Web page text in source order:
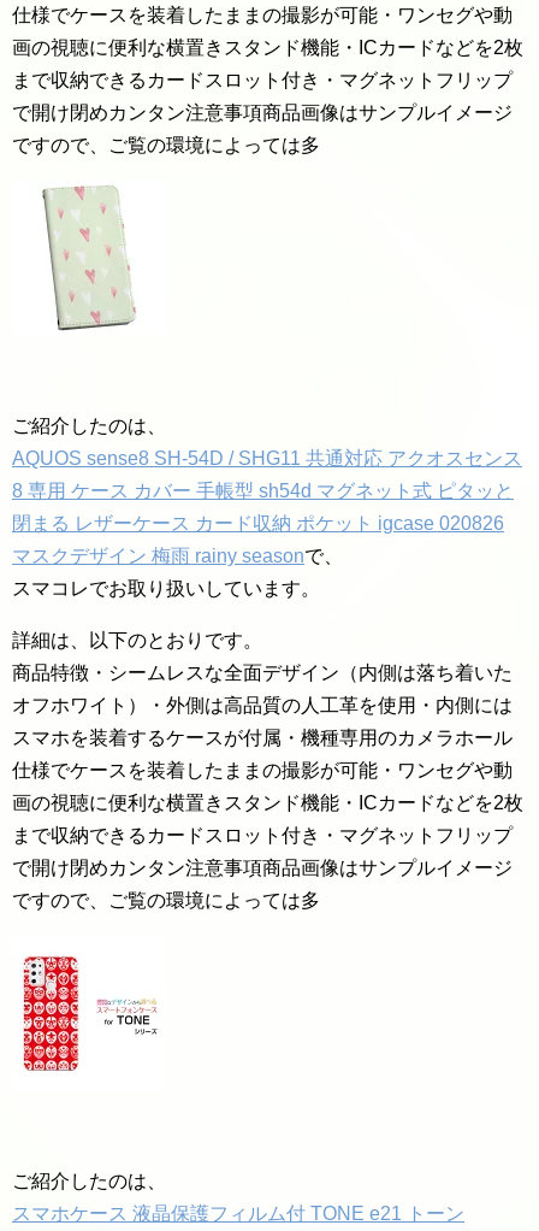
仕様でケースを装着したままの撮影が可能・ワンセグや動
画の視聴に便利な横置きスタンド機能・ICカードなどを2枚
まで収納できるカードスロット付き・マグネットフリップ
で開け閉めカンタン注意事項商品画像はサンプルイメージ
ですので、ご覧の環境によっては多
ご紹介したのは、
AQUOS sense8 SH-54D / SHG11 共通対応 アクオスセンス
8 専用 ケース カバー 手帳型 sh54d マグネット式 ピタッと
閉まる レザーケース カード収納 ポケット igcase 020826
マスクデザイン 梅雨 rainy seasonで、
スマコレでお取り扱いしています。
詳細は、以下のとおりです。
商品特徴・シームレスな全面デザイン（内側は落ち着いた
オフホワイト）・外側は高品質の人工革を使用・内側には
スマホを装着するケースが付属・機種専用のカメラホール
仕様でケースを装着したままの撮影が可能・ワンセグや動
画の視聴に便利な横置きスタンド機能・ICカードなどを2枚
まで収納できるカードスロット付き・マグネットフリップ
で開け閉めカンタン注意事項商品画像はサンプルイメージ
ですので、ご覧の環境によっては多
ご紹介したのは、
スマホケース 液晶保護フィルム付 TONE e21 トーン